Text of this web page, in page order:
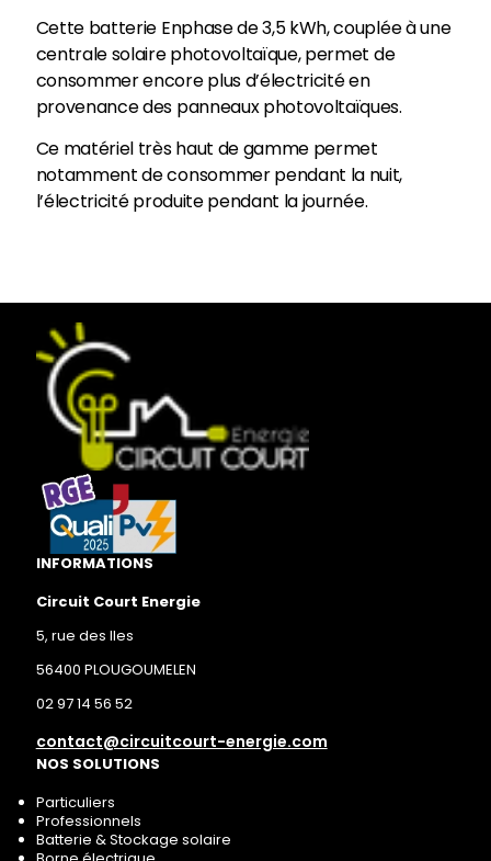
Cette batterie Enphase de 3,5 kWh, couplée à une
centrale solaire photovoltaïque, permet de
consommer encore plus d’électricité en
provenance des panneaux photovoltaïques.
Ce matériel très haut de gamme permet
notamment de consommer pendant la nuit,
l’électricité produite pendant la journée.
INFORMATIONS
Circuit Court Energie
5, rue des Iles
56400 PLOUGOUMELEN
02 97 14 56 52
contact@circuitcourt-energie.com
NOS SOLUTIONS
Particuliers
Professionnels
Batterie & Stockage solaire